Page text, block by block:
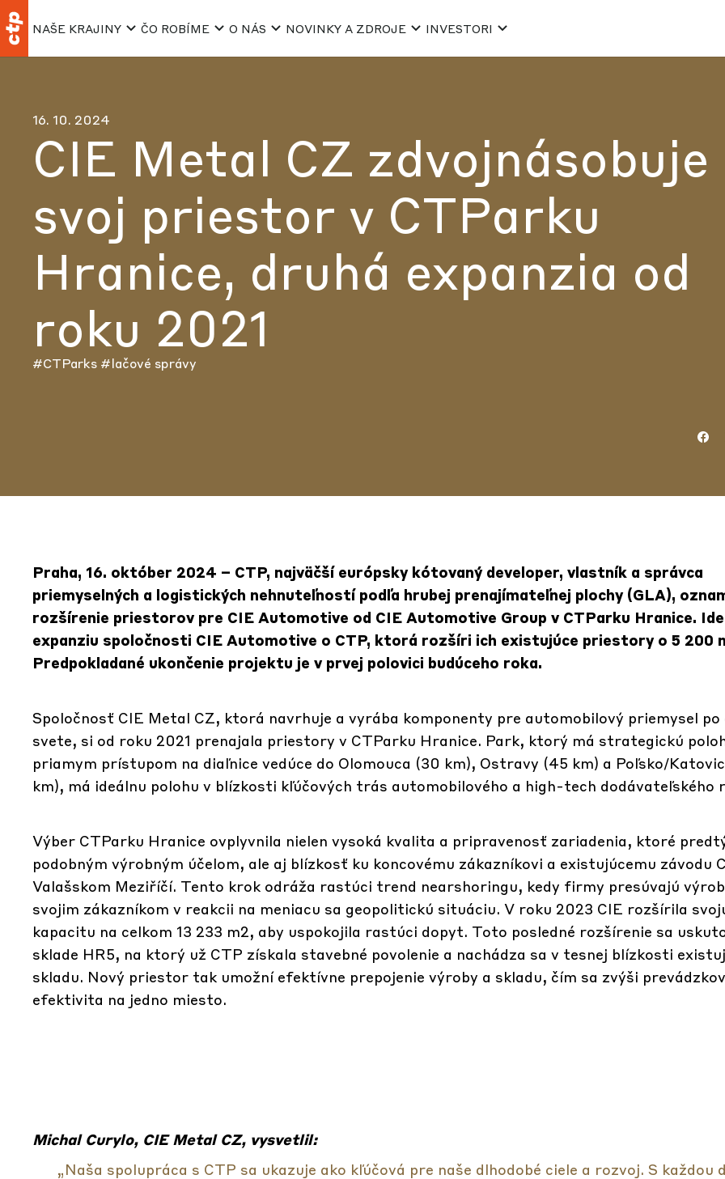
NAŠE KRAJINY ČO ROBÍME O NÁS NOVINKY A ZDROJE INVESTORI
16. 10. 2024
CIE Metal CZ zdvojnásobuje
svoj priestor v CTParku
Hranice, druhá expanzia od
roku 2021
#CTParks #lačové správy
Praha, 16. október 2024 – CTP, najväčší európsky kótovaný developer, vlastník a správca
priemyselných a logistických nehnuteľností podľa hrubej prenajímateľnej plochy (GLA),
rozšírenie priestorov pre CIE Automotive od CIE Automotive Group v CTParku Hranice.
expanziu spoločnosti CIE Automotive o CTP, ktorá rozšíri ich existujúce priestory o 5 200
Predpokladané ukončenie projektu je v prvej polovici budúceho roka.
Spoločnosť CIE Metal CZ, ktorá navrhuje a vyrába komponenty pre automobilový priemysel po
svete, si od roku 2021 prenajala priestory v CTParku Hranice. Park, ktorý má strategickú
priamym prístupom na diaľnice vedúce do Olomouca (30 km), Ostravy (45 km) a Poľsko/
km), má ideálnu polohu v blízkosti kľúčových trás automobilového a high-tech dodávateľského
Výber CTParku Hranice ovplyvnila nielen vysoká kvalita a pripravenosť zariadenia, ktoré
podobným výrobným účelom, ale aj blízkosť ku koncovému zákazníkovi a existujúcemu závodu
Valašskom Meziříčí. Tento krok odráža rastúci trend nearshoringu, kedy firmy presúvajú
svojim zákazníkom v reakcii na meniacu sa geopolitickú situáciu. V roku 2023 CIE rozšírila
kapacitu na celkom 13 233 m2, aby uspokojila rastúci dopyt. Toto posledné rozšírenie sa
sklade HR5, na ktorý už CTP získala stavebné povolenie a nachádza sa v tesnej blízkosti
skladu. Nový priestor tak umožní efektívne prepojenie výroby a skladu, čím sa zvýši
efektivita na jedno miesto.
Michal Curylo, CIE Metal CZ, vysvetlil:
„Naša spolupráca s CTP sa ukazuje ako kľúčová pre naše dlhodobé ciele a rozvoj. S každou